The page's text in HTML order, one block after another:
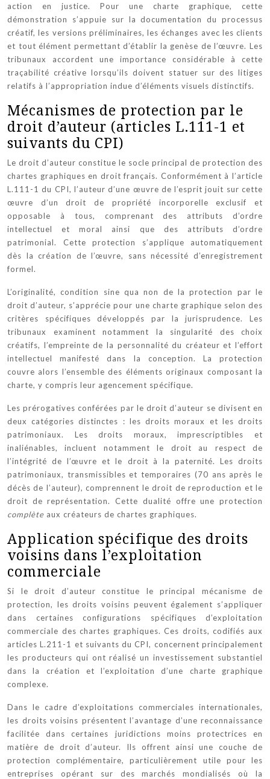
action en justice. Pour une charte graphique, cette
démonstration s’appuie sur la documentation du processus
créatif, les versions préliminaires, les échanges avec les clients
et tout élément permettant d’établir la genèse de l’œuvre. Les
tribunaux accordent une importance considérable à cette
traçabilité créative lorsqu’ils doivent statuer sur des litiges
relatifs à l’appropriation indue d’éléments visuels distinctifs.
Mécanismes de protection par le
droit d’auteur (articles L.111-1 et
suivants du CPI)
Le droit d’auteur constitue le socle principal de protection des
chartes graphiques en droit français. Conformément à l’article
L.111-1 du CPI, l’auteur d’une œuvre de l’esprit jouit sur cette
œuvre d’un droit de propriété incorporelle exclusif et
opposable à tous, comprenant des attributs d’ordre
intellectuel et moral ainsi que des attributs d’ordre
patrimonial. Cette protection s’applique automatiquement
dès la création de l’œuvre, sans nécessité d’enregistrement
formel.
L’originalité, condition sine qua non de la protection par le
droit d’auteur, s’apprécie pour une charte graphique selon des
critères spécifiques développés par la jurisprudence. Les
tribunaux examinent notamment la singularité des choix
créatifs, l’empreinte de la personnalité du créateur et l’effort
intellectuel manifesté dans la conception. La protection
couvre alors l’ensemble des éléments originaux composant la
charte, y compris leur agencement spécifique.
Les prérogatives conférées par le droit d’auteur se divisent en
deux catégories distinctes : les droits moraux et les droits
patrimoniaux. Les droits moraux, imprescriptibles et
inaliénables, incluent notamment le droit au respect de
l’intégrité de l’œuvre et le droit à la paternité. Les droits
patrimoniaux, transmissibles et temporaires (70 ans après le
décès de l’auteur), comprennent le droit de reproduction et le
droit de représentation. Cette dualité offre une protection
complète aux créateurs de chartes graphiques.
Application spécifique des droits
voisins dans l’exploitation
commerciale
Si le droit d’auteur constitue le principal mécanisme de
protection, les droits voisins peuvent également s’appliquer
dans certaines configurations spécifiques d’exploitation
commerciale des chartes graphiques. Ces droits, codifiés aux
articles L.211-1 et suivants du CPI, concernent principalement
les producteurs qui ont réalisé un investissement substantiel
dans la création et l’exploitation d’une charte graphique
complexe.
Dans le cadre d’exploitations commerciales internationales,
les droits voisins présentent l’avantage d’une reconnaissance
facilitée dans certaines juridictions moins protectrices en
matière de droit d’auteur. Ils offrent ainsi une couche de
protection complémentaire, particulièrement utile pour les
entreprises opérant sur des marchés mondialisés où la